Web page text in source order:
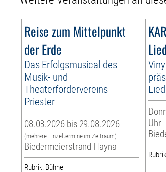
Reise zum Mittelpunkt
der Erde
Das Erfolgsmusical des
Musik- und
Theaterfördervereins
Priester
08.08.2026 bis 29.08.2026
(mehrere Einzeltermine im Zeitraum)
Biedermeierstrand Hayna
Rubrik: Bühne
Uhr